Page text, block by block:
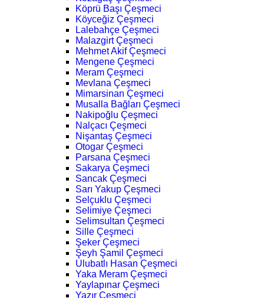
Köprü Başı Çeşmeci
Köyceğiz Çeşmeci
Lalebahçe Çeşmeci
Malazgirt Çeşmeci
Mehmet Akif Çeşmeci
Mengene Çeşmeci
Meram Çeşmeci
Mevlana Çeşmeci
Mimarsinan Çeşmeci
Musalla Bağları Çeşmeci
Nakipoğlu Çeşmeci
Nalçacı Çeşmeci
Nişantaş Çeşmeci
Otogar Çeşmeci
Parsana Çeşmeci
Sakarya Çeşmeci
Sancak Çeşmeci
Sarı Yakup Çeşmeci
Selçuklu Çeşmeci
Selimiye Çeşmeci
Selimsultan Çeşmeci
Sille Çeşmeci
Şeker Çeşmeci
Şeyh Şamil Çeşmeci
Ulubatlı Hasan Çeşmeci
Yaka Meram Çeşmeci
Yaylapınar Çeşmeci
Yazır Çeşmeci